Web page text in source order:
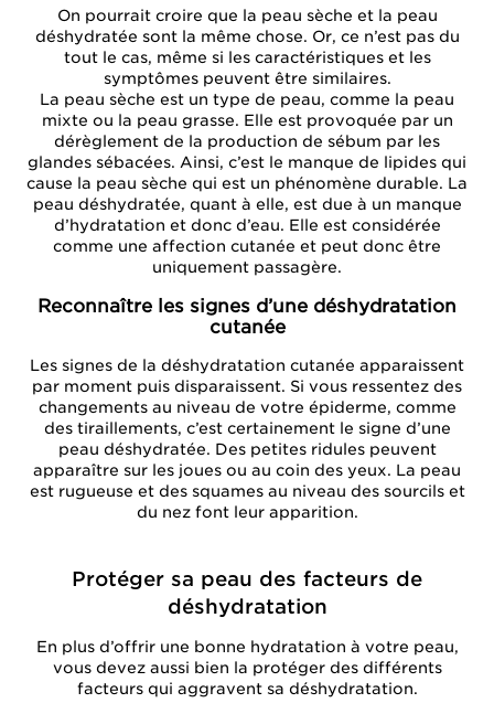
On pourrait croire que la peau sèche et la peau
déshydratée sont la même chose. Or, ce n’est pas du
tout le cas, même si les caractéristiques et les
symptômes peuvent être similaires.
La peau sèche est un type de peau, comme la peau
mixte ou la peau grasse. Elle est provoquée par un
dérèglement de la production de sébum par les
glandes sébacées. Ainsi, c’est le manque de lipides qui
cause la peau sèche qui est un phénomène durable. La
peau déshydratée, quant à elle, est due à un manque
d’hydratation et donc d’eau. Elle est considérée
comme une affection cutanée et peut donc être
uniquement passagère.
Reconnaître les signes d’une déshydratation
cutanée
Les signes de la déshydratation cutanée apparaissent
par moment puis disparaissent. Si vous ressentez des
changements au niveau de votre épiderme, comme
des tiraillements, c’est certainement le signe d’une
peau déshydratée. Des petites ridules peuvent
apparaître sur les joues ou au coin des yeux. La peau
est rugueuse et des squames au niveau des sourcils et
du nez font leur apparition.
Protéger sa peau des facteurs de
déshydratation
En plus d’offrir une bonne hydratation à votre peau,
vous devez aussi bien la protéger des différents
facteurs qui aggravent sa déshydratation.